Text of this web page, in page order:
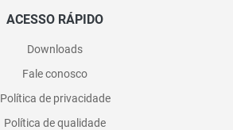
ACESSO RÁPIDO
Downloads
Fale conosco
Política de privacidade
Política de qualidade